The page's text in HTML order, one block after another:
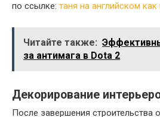
по ссылке: таня на английском как
Читайте также:
за антимага в Dota 2
Декорирование
После завершения строительства